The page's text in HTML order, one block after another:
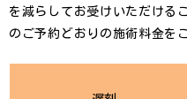
を減らしてお受けいただける
のご予約どおりの施術料金を